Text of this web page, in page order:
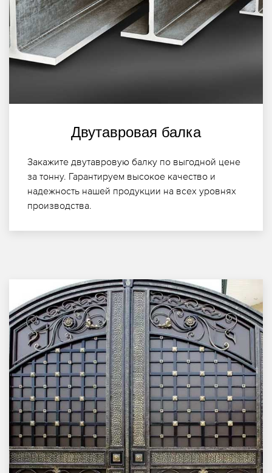
Двутавровая балка
Закажите двутавровую балку по выгодной цене
за тонну. Гарантируем высокое качество и
надежность нашей продукции на всех уровнях
производства.